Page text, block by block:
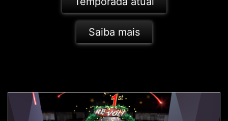
Saiba mais